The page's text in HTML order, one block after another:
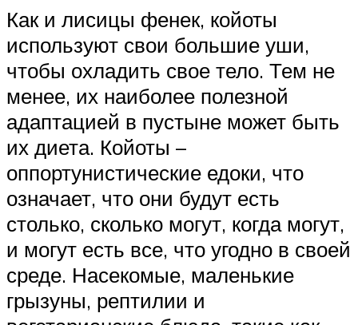
Как и лисицы фенек, койоты
используют свои большие уши,
чтобы охладить свое тело. Тем не
менее, их наиболее полезной
адаптацией в пустыне может быть
их диета. Койоты –
оппортунистические едоки, что
означает, что они будут есть
столько, сколько могут, когда могут,
и могут есть все, что угодно в своей
среде. Насекомые, маленькие
грызуны, рептилии и